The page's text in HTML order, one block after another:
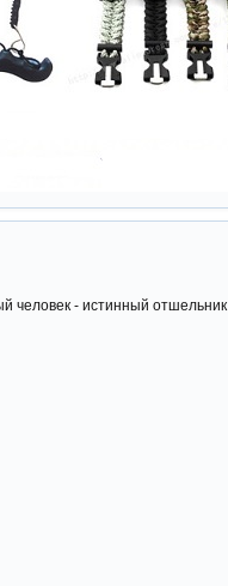
человек - истинный отшельник